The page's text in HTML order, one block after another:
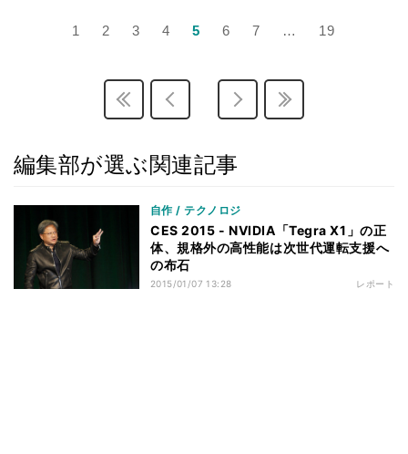
1 2 3 4 5 6 7 … 19
編集部が選ぶ関連記事
自作 / テクノロジ
CES 2015 - NVIDIA「Tegra X1」の正
体、規格外の高性能は次世代運転支援へ
の布石
2015/01/07 13:28 レポート